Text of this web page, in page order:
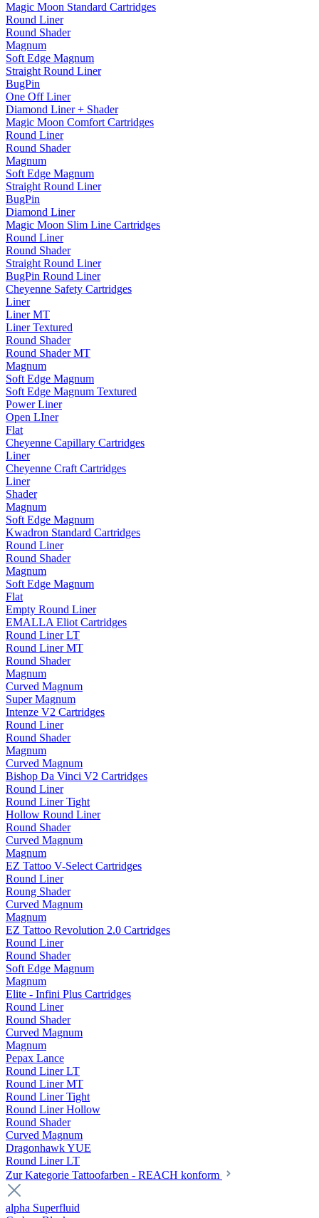
Magic Moon Standard Cartridges
Round Liner
Round Shader
Magnum
Soft Edge Magnum
Straight Round Liner
BugPin
One Off Liner
Diamond Liner + Shader
Magic Moon Comfort Cartridges
Round Liner
Round Shader
Magnum
Soft Edge Magnum
Straight Round Liner
BugPin
Diamond Liner
Magic Moon Slim Line Cartridges
Round Liner
Round Shader
Straight Round Liner
BugPin Round Liner
Cheyenne Safety Cartridges
Liner
Liner MT
Liner Textured
Round Shader
Round Shader MT
Magnum
Soft Edge Magnum
Soft Edge Magnum Textured
Power Liner
Open LIner
Flat
Cheyenne Capillary Cartridges
Liner
Cheyenne Craft Cartridges
Liner
Shader
Magnum
Soft Edge Magnum
Kwadron Standard Cartridges
Round Liner
Round Shader
Magnum
Soft Edge Magnum
Flat
Empty Round Liner
EMALLA Eliot Cartridges
Round Liner LT
Round Liner MT
Round Shader
Magnum
Curved Magnum
Super Magnum
Intenze V2 Cartridges
Round Liner
Round Shader
Magnum
Curved Magnum
Bishop Da Vinci V2 Cartridges
Round Liner
Round Liner Tight
Hollow Round Liner
Round Shader
Curved Magnum
Magnum
EZ Tattoo V-Select Cartridges
Round Liner
Roung Shader
Curved Magnum
Magnum
EZ Tattoo Revolution 2.0 Cartridges
Round Liner
Round Shader
Soft Edge Magnum
Magnum
Elite - Infini Plus Cartridges
Round Liner
Round Shader
Curved Magnum
Magnum
Pepax Lance
Round Liner LT
Round Liner MT
Round Liner Tight
Round Liner Hollow
Round Shader
Curved Magnum
Dragonhawk YUE
Round Liner LT
Zur Kategorie Tattoofarben - REACH konform
alpha Superfluid